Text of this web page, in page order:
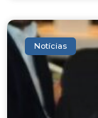
Notícias